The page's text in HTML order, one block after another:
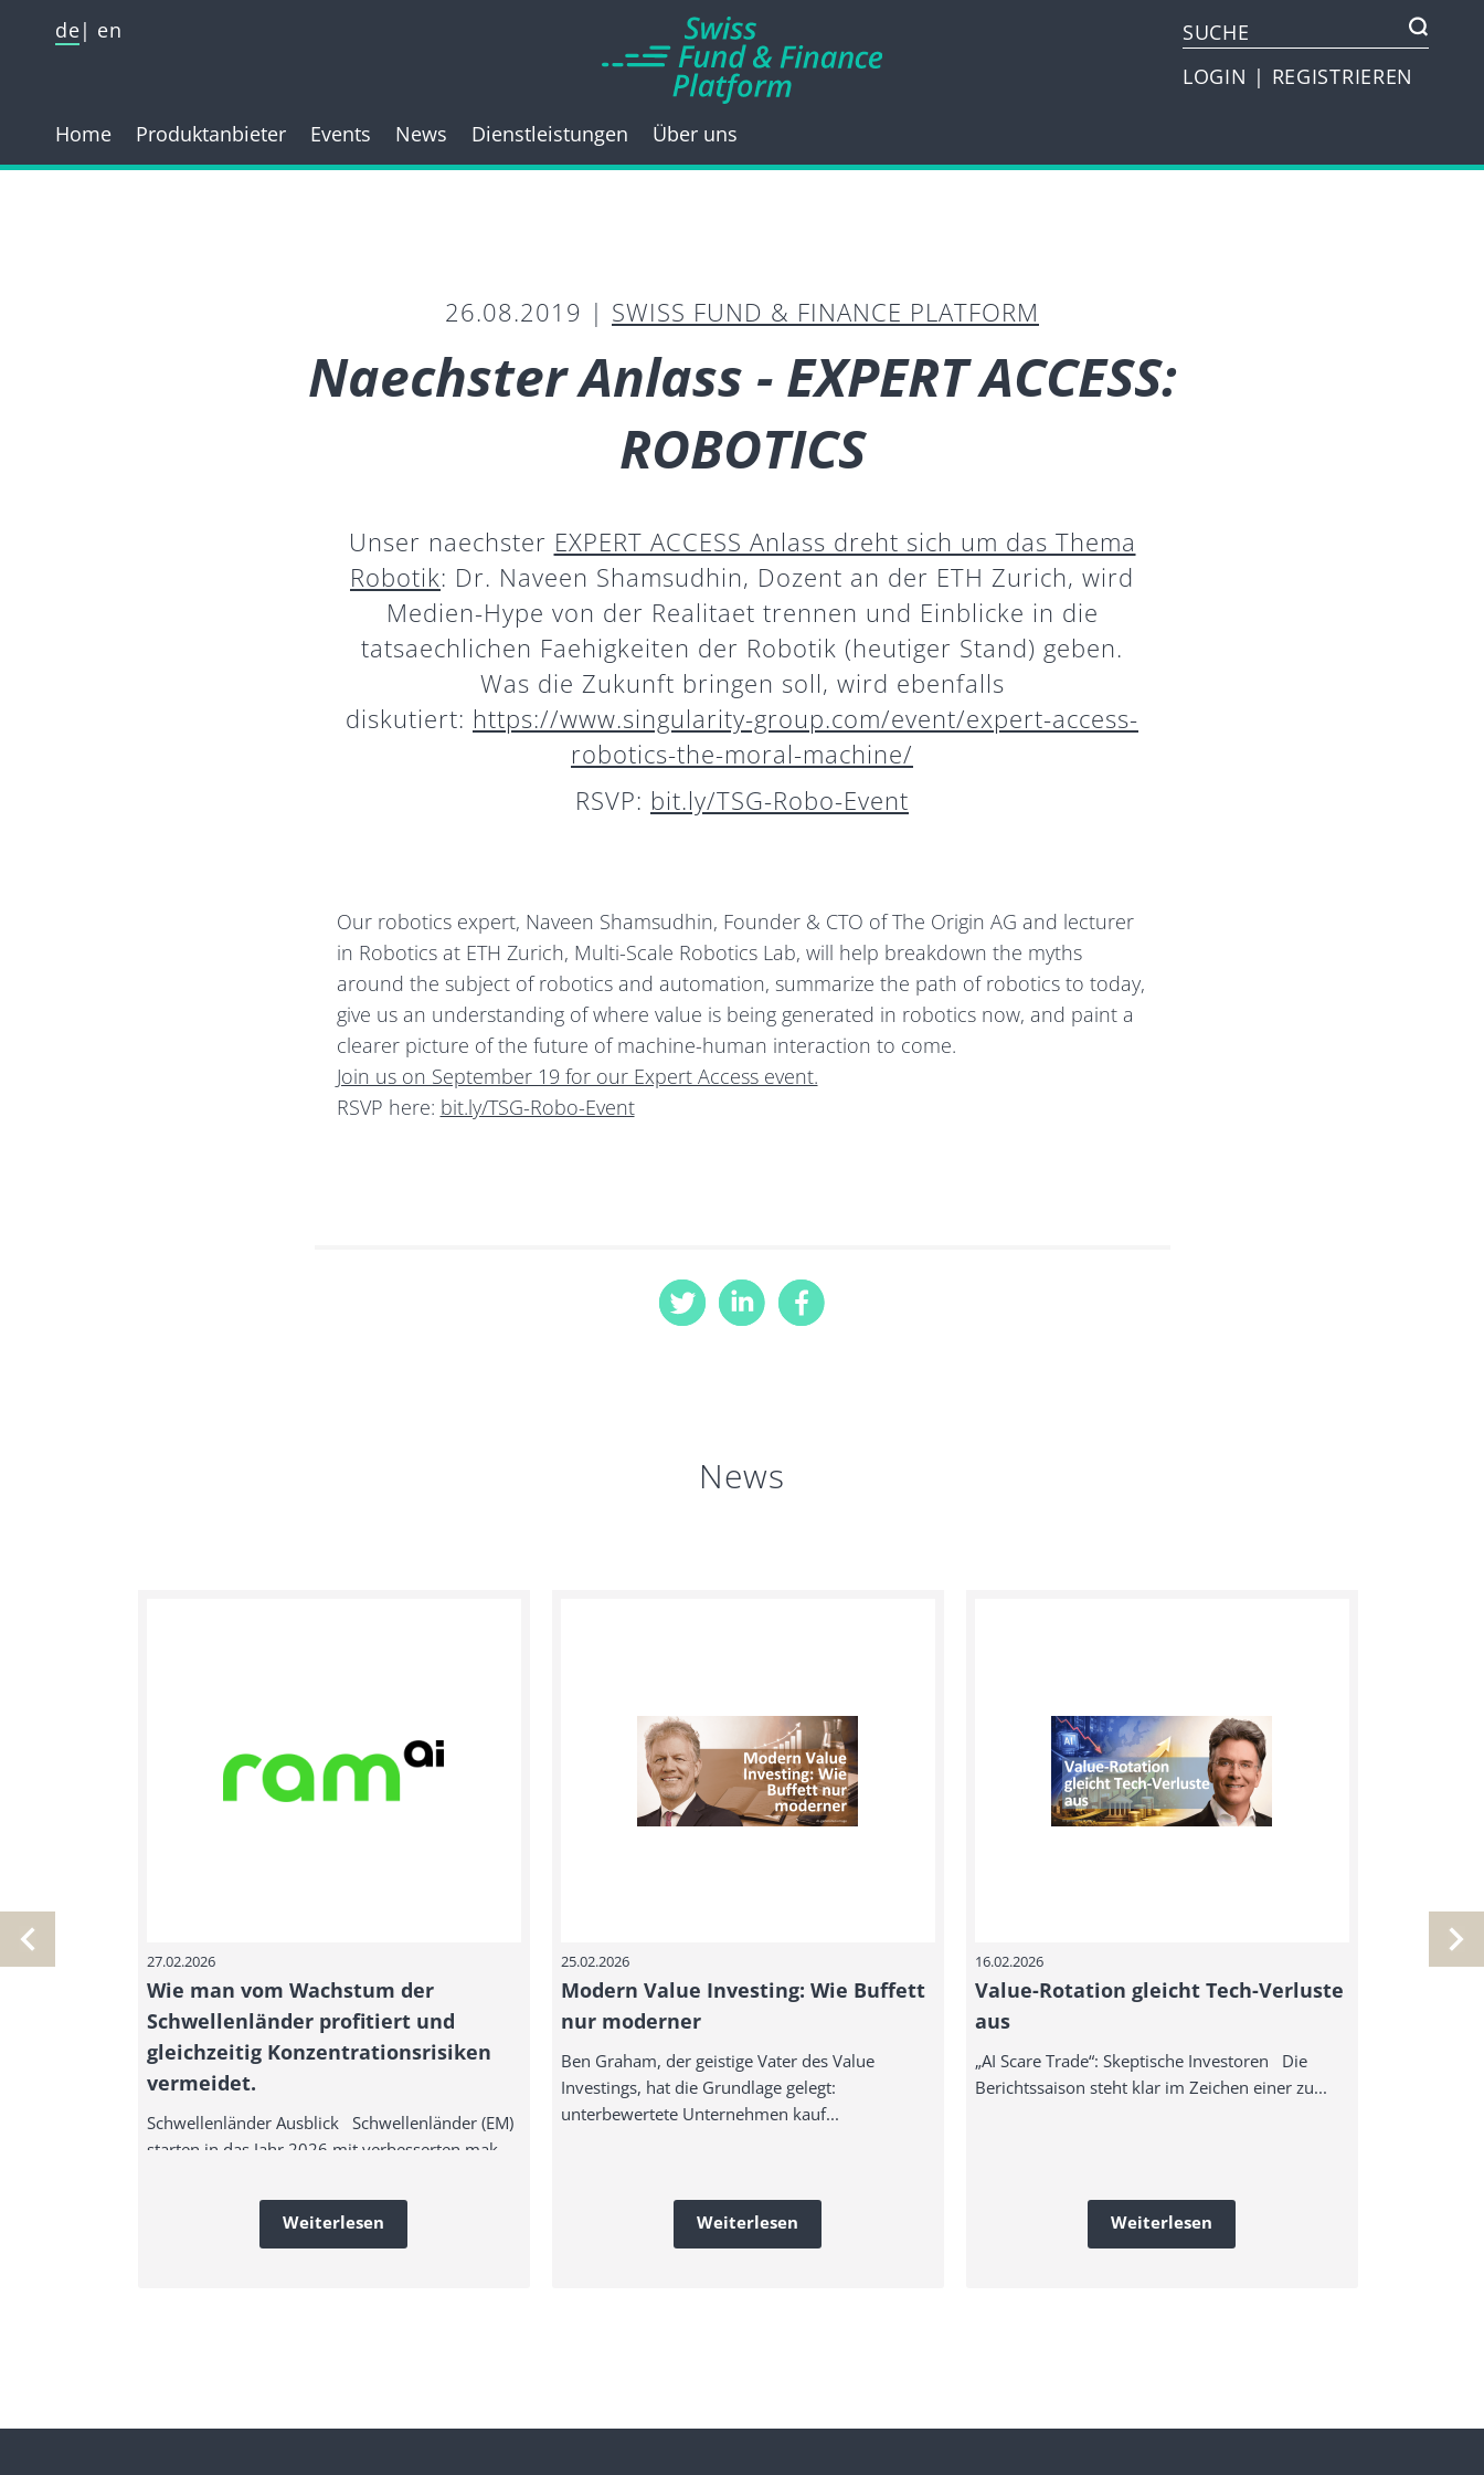
de
en
LOGIN | REGISTRIEREN
Home Produktanbieter Events News Dienstleistungen Über uns
26.08.2019 | SWISS FUND & FINANCE PLATFORM
Naechster Anlass - EXPERT ACCESS:
ROBOTICS
Unser naechster EXPERT ACCESS Anlass dreht sich um das Thema
Robotik: Dr. Naveen Shamsudhin, Dozent an der ETH Zurich, wird
Medien-Hype von der Realitaet trennen und Einblicke in die
tatsaechlichen Faehigkeiten der Robotik (heutiger Stand) geben.
Was die Zukunft bringen soll, wird ebenfalls
diskutiert: https://www.singularity-group.com/event/expert-access-
robotics-the-moral-machine/
RSVP: bit.ly/TSG-Robo-Event
Our robotics expert, Naveen Shamsudhin, Founder & CTO of The Origin AG and lecturer
in Robotics at ETH Zurich, Multi-Scale Robotics Lab, will help breakdown the myths
around the subject of robotics and automation, summarize the path of robotics to today,
give us an understanding of where value is being generated in robotics now, and paint a
clearer picture of the future of machine-human interaction to come.
Join us on September 19 for our Expert Access event.
RSVP here: bit.ly/TSG-Robo-Event
News
27.02.2026
Wie man vom Wachstum der
Schwellenländer profitiert und
gleichzeitig Konzentrationsrisiken
vermeidet.
Schwellenländer Ausblick Schwellenländer (EM)
starten in das Jahr 2026 mit verbesserten mak...
Weiterlesen
25.02.2026
Modern Value Investing: Wie Buffett
nur moderner
Ben Graham, der geistige Vater des Value
Investings, hat die Grundlage gelegt:
unterbewertete Unternehmen kauf...
Weiterlesen
16.02.2026
Value-Rotation gleicht Tech-Verluste
aus
„AI Scare Trade“: Skeptische Investoren Die
Berichtssaison steht klar im Zeichen einer zu...
Weiterlesen